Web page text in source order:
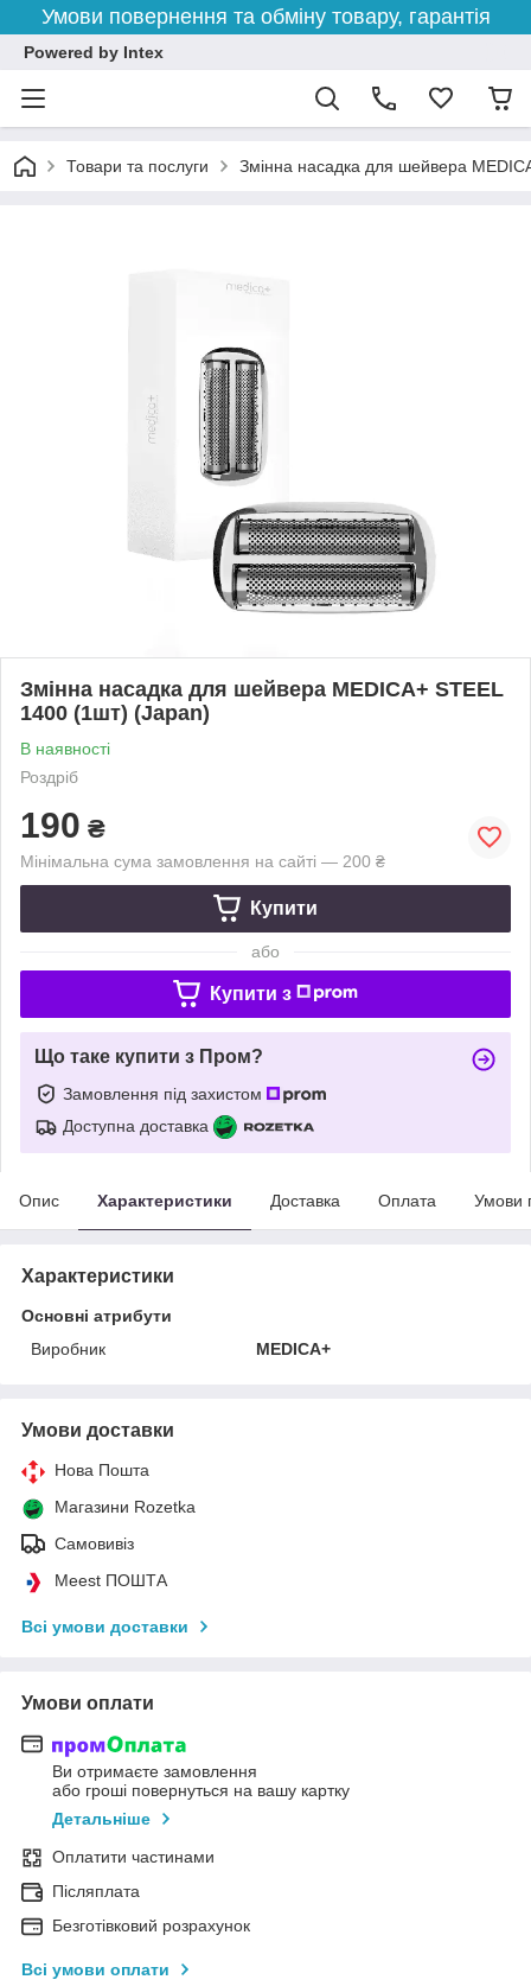
Умови повернення та обміну товару, гарантія
Powered by Intex
Товари та послуги Змінна насадка для шейвера
Змінна насадка для шейвера MEDICA+ STEEL
1400 (1шт) (Japan)
В наявності
Роздріб
190 ₴
Мінімальна сума замовлення на сайті — 200 ₴
Купити
або
Купити з
Що таке купити з Пром?
Замовлення під захистом
Доступна доставка
Опис Характеристики Доставка Оплата Умови
Характеристики
Основні атрибути
Виробник
MEDICA+
Умови доставки
Нова Пошта
Магазини Rozetka
Самовивіз
Meest ПОШТА
Всі умови доставки
Умови оплати
Ви отримаєте замовлення
або гроші повернуться на вашу картку
Детальніше
Оплатити частинами
Післяплата
Безготівковий розрахунок
Всі умови оплати